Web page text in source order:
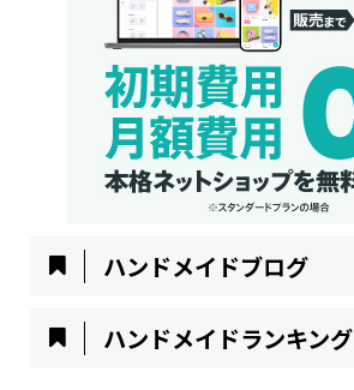
ハンドメイドブログ
ハンドメイドランキング